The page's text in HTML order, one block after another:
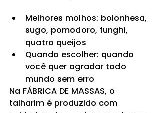
Melhores molhos: bolonhesa,
sugo, pomodoro, funghi,
quatro queijos
Quando escolher: quando
você quer agradar todo
mundo sem erro
Na FÁBRICA DE MASSAS, o
talharim é produzido com